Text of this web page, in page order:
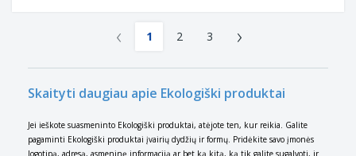
‹ 1 2 3 ›
Skaityti daugiau apie Ekologiški produktai
Jei ieškote suasmeninto Ekologiški produktai, atėjote ten, kur reikia. Galite
pagaminti Ekologiški produktai įvairių dydžių ir formų. Pridėkite savo įmonės